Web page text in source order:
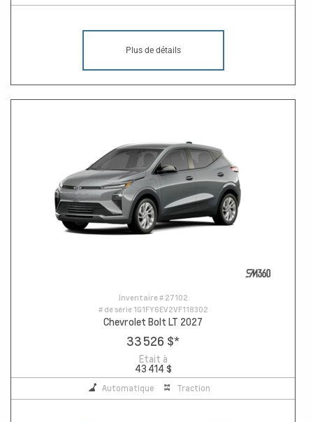
Plus de détails
Inventaire # 27102
# de série 1G1FY6EV2VF118302
Chevrolet Bolt LT 2027
33 526 $*
Etait à
43 414 $
Automatique Traction